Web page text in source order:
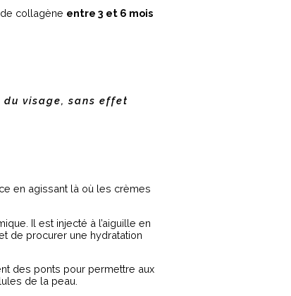
collagène entre 3 et 6 mois
visage, sans effet
en agissant là où les crèmes
Il est injecté à l’aiguille en
de procurer une hydratation
des ponts pour permettre aux
de la peau.